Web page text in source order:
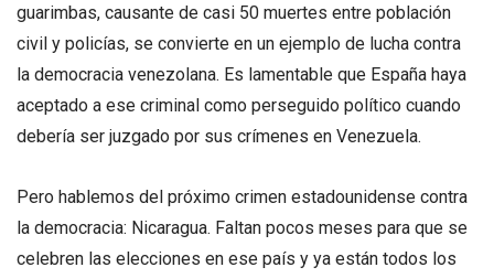
guarimbas, causante de casi 50 muertes entre población
civil y policías, se convierte en un ejemplo de lucha contra
la democracia venezolana. Es lamentable que España haya
aceptado a ese criminal como perseguido político cuando
debería ser juzgado por sus crímenes en Venezuela.
Pero hablemos del próximo crimen estadounidense contra
la democracia: Nicaragua. Faltan pocos meses para que se
celebren las elecciones en ese país y ya están todos los